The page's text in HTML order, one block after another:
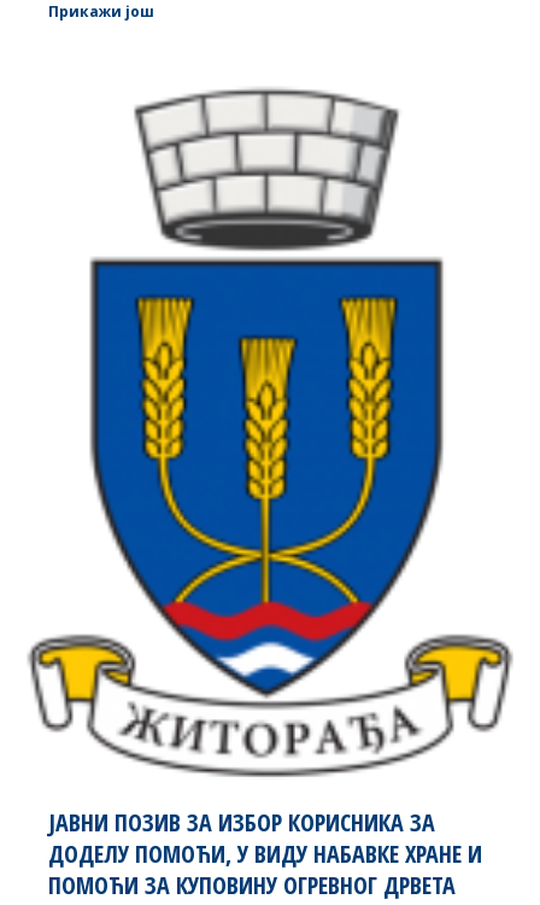
Прикажи још
ЈАВНИ ПОЗИВ ЗА ИЗБОР КОРИСНИКА ЗА
ДОДЕЛУ ПОМОЋИ, У ВИДУ НАБАВКЕ ХРАНЕ И
ПОМОЋИ ЗА КУПОВИНУ ОГРЕВНОГ ДРВЕТА